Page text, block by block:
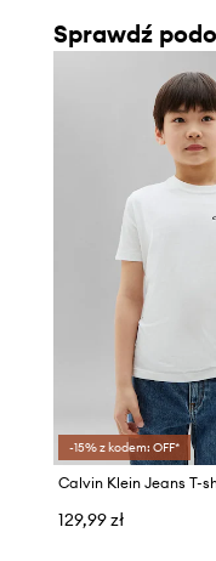
Sprawdź
-15% z kodem: OFF*
129,99 zł